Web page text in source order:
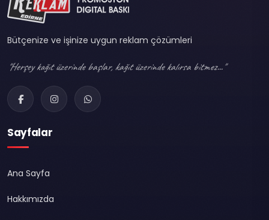
Bütçenize ve işinize uygun reklam çözümleri
"Herşey kağıt üzerinde başlar, kağıt üzerinde kalırsa bitmez..."
Sayfalar
Ana Sayfa
Hakkımızda